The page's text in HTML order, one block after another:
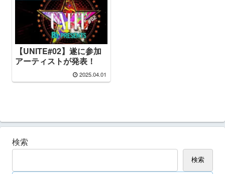
【UNITE#02】遂に参加
アーティストが発表！
2025.04.01
検索
検索